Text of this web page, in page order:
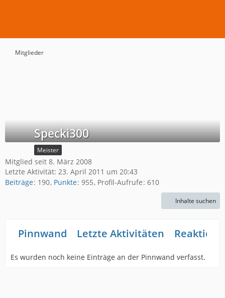
Mitglieder
Specki300
Meister
Mitglied seit 8. März 2008
Letzte Aktivität: 23. April 2011 um 20:43
Beiträge 190 Punkte 955 Profil-Aufrufe 610
Inhalte suchen
Pinnwand Letzte Aktivitäten
Es wurden noch keine Einträge an der Pinnwand verfasst.